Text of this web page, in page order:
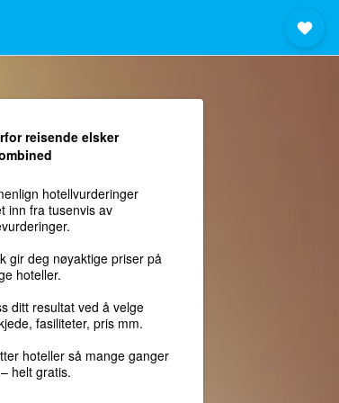
reisende elsker
hotellvurderinger
inn fra tusenvis av
gir deg nøyaktige priser på
hoteller.
ditt resultat ved å velge
fasiliteter, pris mm.
hoteller så mange ganger
helt gratis.